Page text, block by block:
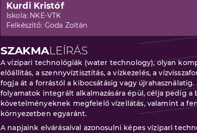
Kurdi Kristóf
Iskola: NKE-VTK
Felkészítő: Goda Zoltán
SZAKMALEÍRÁS
A vízipari technológiák (water technology), olyan
előállítás, a szennyvíztisztítás, a vízkezelés, a
fogja át a forrástól a kibocsátásig vagy
folyamatok integrált alkalmazására épül, célja pedig
követelményeknek megfelelő vízellátás, valamint a
környezetben egyaránt.
A napjaink elvárásaival azonosulni képes vízipari